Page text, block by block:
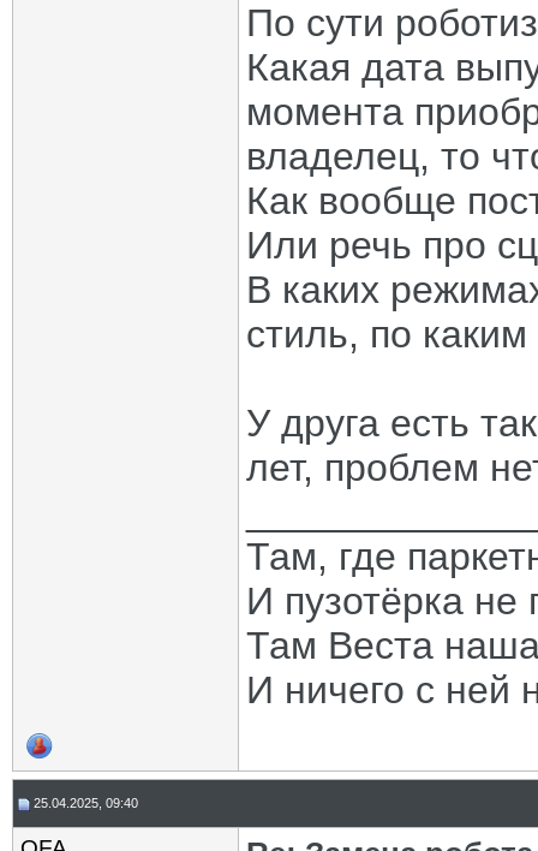
По сути
Какая дата
момента
владелец, то
Как вообще
Или речь про
В каких
стиль, по
У друга есть
лет, проблем
Там, где
И пузотёрка не
Там Веста
И ничего с ней
25.04.2025, 09:40